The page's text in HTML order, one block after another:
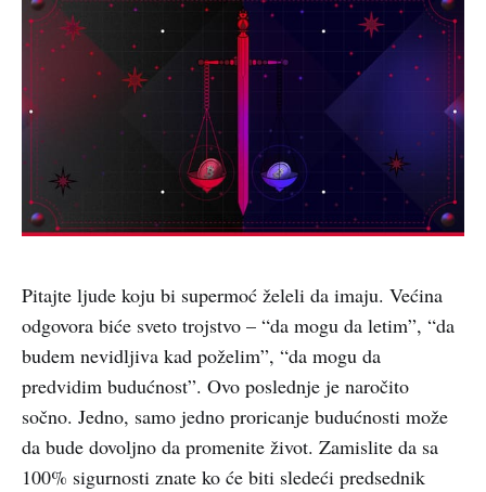
Pitajte ljude koju bi supermoć želeli da imaju. Većina
odgovora biće sveto trojstvo – “da mogu da letim”, “da
budem nevidljiva kad poželim”, “da mogu da
predvidim budućnost”. Ovo poslednje je naročito
sočno. Jedno, samo jedno proricanje budućnosti može
da bude dovoljno da promenite život. Zamislite da sa
100% sigurnosti znate ko će biti sledeći predsednik